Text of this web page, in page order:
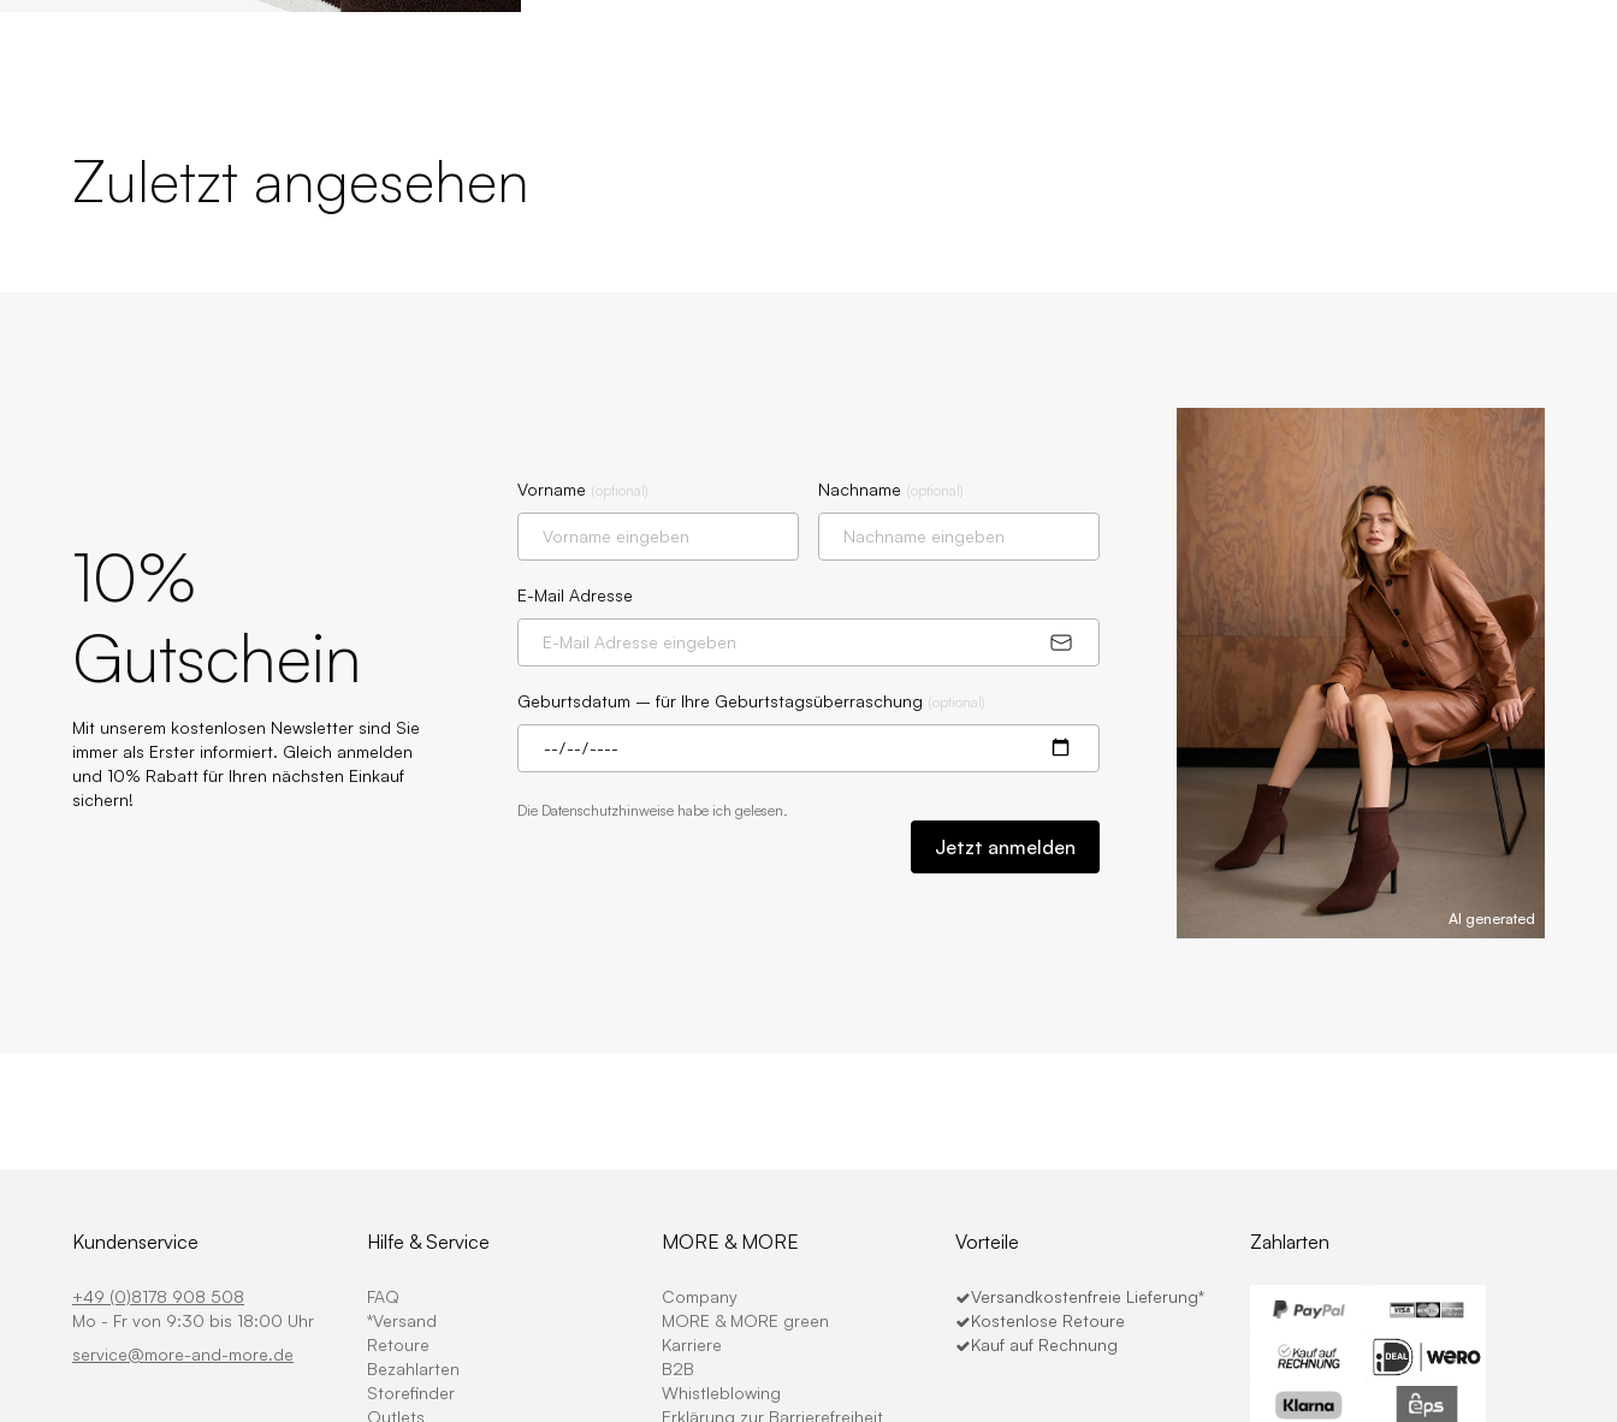
Zuletzt angesehen
10%
Gutschein
Mit unserem kostenlosen Newsletter sind Sie
immer als Erster informiert. Gleich anmelden
und 10% Rabatt für Ihren nächsten Einkauf
sichern!
Vorname (optional) Nachname (optional)
E-Mail Adresse
Geburtsdatum – für Ihre Geburtstagsüberraschung (optional)
Die Datenschutzhinweise habe ich gelesen.
Jetzt anmelden
AI generated
Kundenservice
+49 (0)8178 908 508
Mo - Fr von 9:30 bis 18:00 Uhr
service@more-and-more.de
Hilfe & Service
FAQ
*Versand
Retoure
Bezahlarten
Storefinder
Outlets
MORE & MORE
Company
MORE & MORE green
Karriere
B2B
Whistleblowing
Erklärung zur Barrierefreiheit
Vorteile
Versandkostenfreie Lieferung*
Kostenlose Retoure
Kauf auf Rechnung
Zahlarten